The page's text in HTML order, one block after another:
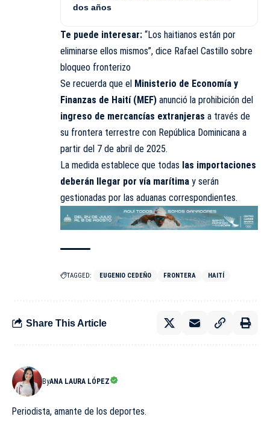
dos años
Te puede interesar: “Los haitianos están por
eliminarse ellos mismos”, dice Rafael Castillo sobre
bloqueo fronterizo
Se recuerda que el Ministerio de Economía y
Finanzas de Haití (MEF) anunció la prohibición del
ingreso de mercancías extranjeras a través de
su frontera terrestre con República Dominicana a
partir del 7 de abril de 2025.
La medida establece que todas las importaciones
deberán llegar por vía marítima y serán
gestionadas por las aduanas correspondientes.
TAGGED: EUGENIO CEDEÑO FRONTERA HAITÍ
Share This Article
ByANA LAURA LÓPEZ
Periodista, amante de los deportes.